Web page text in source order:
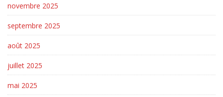
novembre 2025
septembre 2025
août 2025
juillet 2025
mai 2025